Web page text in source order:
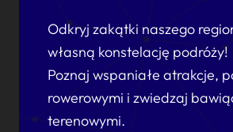
Odkryj zakątki naszego
własną konstelację podróży!
Poznaj wspaniałe atrakcje,
rowerowymi i zwiedzaj
terenowymi.